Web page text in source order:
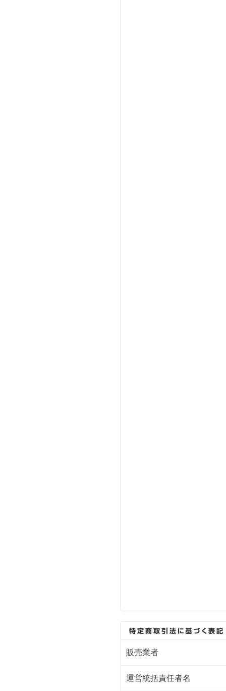
販売業者
運営統括責任者名